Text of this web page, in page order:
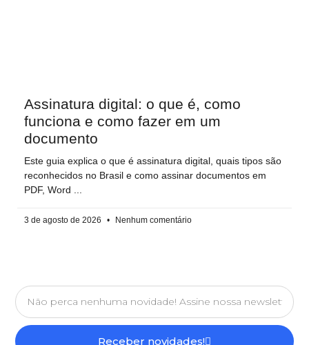
Assinatura digital: o que é, como
funciona e como fazer em um
documento
Este guia explica o que é assinatura digital, quais tipos são
reconhecidos no Brasil e como assinar documentos em
PDF, Word
3 de agosto de 2026 Nenhum comentário
Receber novidades!